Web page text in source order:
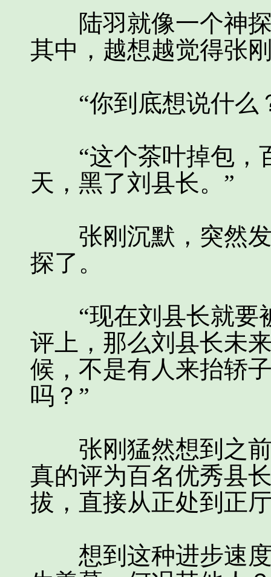
陆羽就像一个神探
其中，越想越觉得张
“你到底想说什么
“这个茶叶掉包，
天，黑了刘县长。”
张刚沉默，突然发
探了。
“现在刘县长就要
评上，那么刘县长未
候，不是有人来抬轿
吗？”
张刚猛然想到之前
真的评为百名优秀县
拔，直接从正处到正
想到这种进步速度